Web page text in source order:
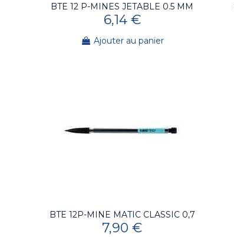
BTE 12 P-MINES JETABLE 0.5 MM
6,14 €
Ajouter au panier
BTE 12P-MINE MATIC CLASSIC 0,7
7,90 €